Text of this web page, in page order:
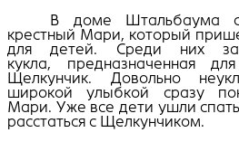
В доме Штальбаума
крестный Мари, который
для детей. Среди них
кукла, предназначенная
Щелкунчик. Довольно
широкой улыбкой сразу
Мари. Уже все дети ушли
расстаться с Щелкунчиком.